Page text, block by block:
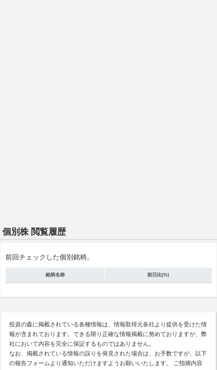
個別株 閲覧履歴
前回チェックした個別銘柄。
銘柄名称 前日比(%)
投資の森に掲載されている各種情報は、情報取得元各社より提供を受けた情
報が含まれております。できる限り正確な情報掲載に努めておりますが、弊
社において内容を完全に保証するものではありません。
なお、掲載されている情報の誤りを発見された場合は、お手数ですが、以下
の報告フォームより通知いただけますようお願いいたします。 ご指摘内容